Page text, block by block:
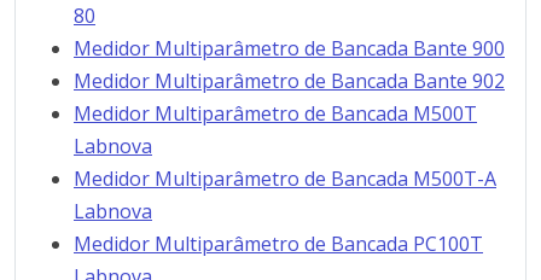
80
Medidor Multiparâmetro de Bancada Bante 900
Medidor Multiparâmetro de Bancada Bante 902
Medidor Multiparâmetro de Bancada M500T
Labnova
Medidor Multiparâmetro de Bancada M500T-A
Labnova
Medidor Multiparâmetro de Bancada PC100T